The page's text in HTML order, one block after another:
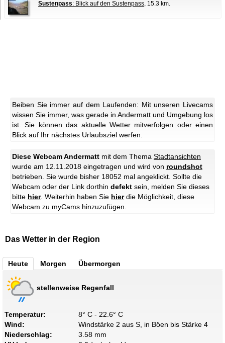
Sustenpass: Blick auf den Sustenpass, 15.3 km.
Beiben Sie immer auf dem Laufenden: Mit unseren Livecams
wissen Sie immer, was gerade in Andermatt und Umgebung los
ist. Sie können das aktuelle Wetter mitverfolgen oder einen
Blick auf Ihr nächstes Urlaubsziel werfen.
Diese Webcam Andermatt mit dem Thema Stadtansichten
wurde am 12.11.2018 eingetragen und wird von roundshot
betrieben. Sie wurde bisher 18052 mal angeklickt. Sollte die
Webcam oder der Link dorthin defekt sein, melden Sie dieses
bitte hier. Weiterhin haben Sie hierdie Möglichkeit, diese
Webcam zu myCams hinzuzufügen.
Das Wetter in der Region
Heute Morgen Übermorgen
stellenweise Regenfall
Temperatur:
8° C - 22.6° C
Wind:
Windstärke 2 aus S, in Böen bis Stärke 4
Niederschlag:
3.58 mm